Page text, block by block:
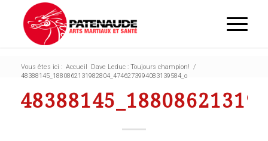
Vous êtes ici : Accueil Dave Leduc : Toujours champion! /
48388145_1880862131982804_4746273994083139584_o